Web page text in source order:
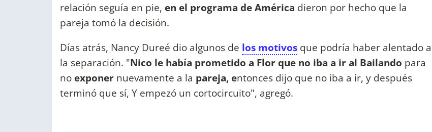
relación seguía en pie, en el programa de América dieron por hecho que la
pareja tomó la decisión.
Días atrás, Nancy Dureé dio algunos de los motivos que podría haber alentado a
la separación. "Nico le había prometido a Flor que no iba a ir al Bailando para
no exponer nuevamente a la pareja, entonces dijo que no iba a ir, y después
terminó que sí, Y empezó un cortocircuito", agregó.